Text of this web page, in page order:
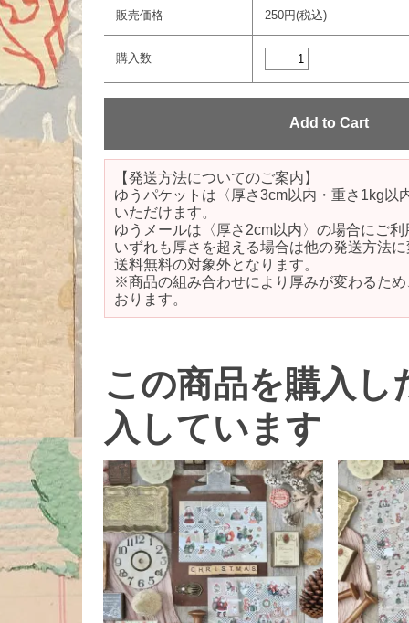
販売価格 250円(税込)
購入数
【発送方法についてのご案内】
ゆうパケットは〈厚さ3cm以内・重さ1kg以
いただけます。
ゆうメールは〈厚さ2cm以内〉の場合にご
いずれも厚さを超える場合は他の発送方法
送料無料の対象外となります。
※商品の組み合わせにより厚みが変わるた
おります。
この商品を購入し
入しています